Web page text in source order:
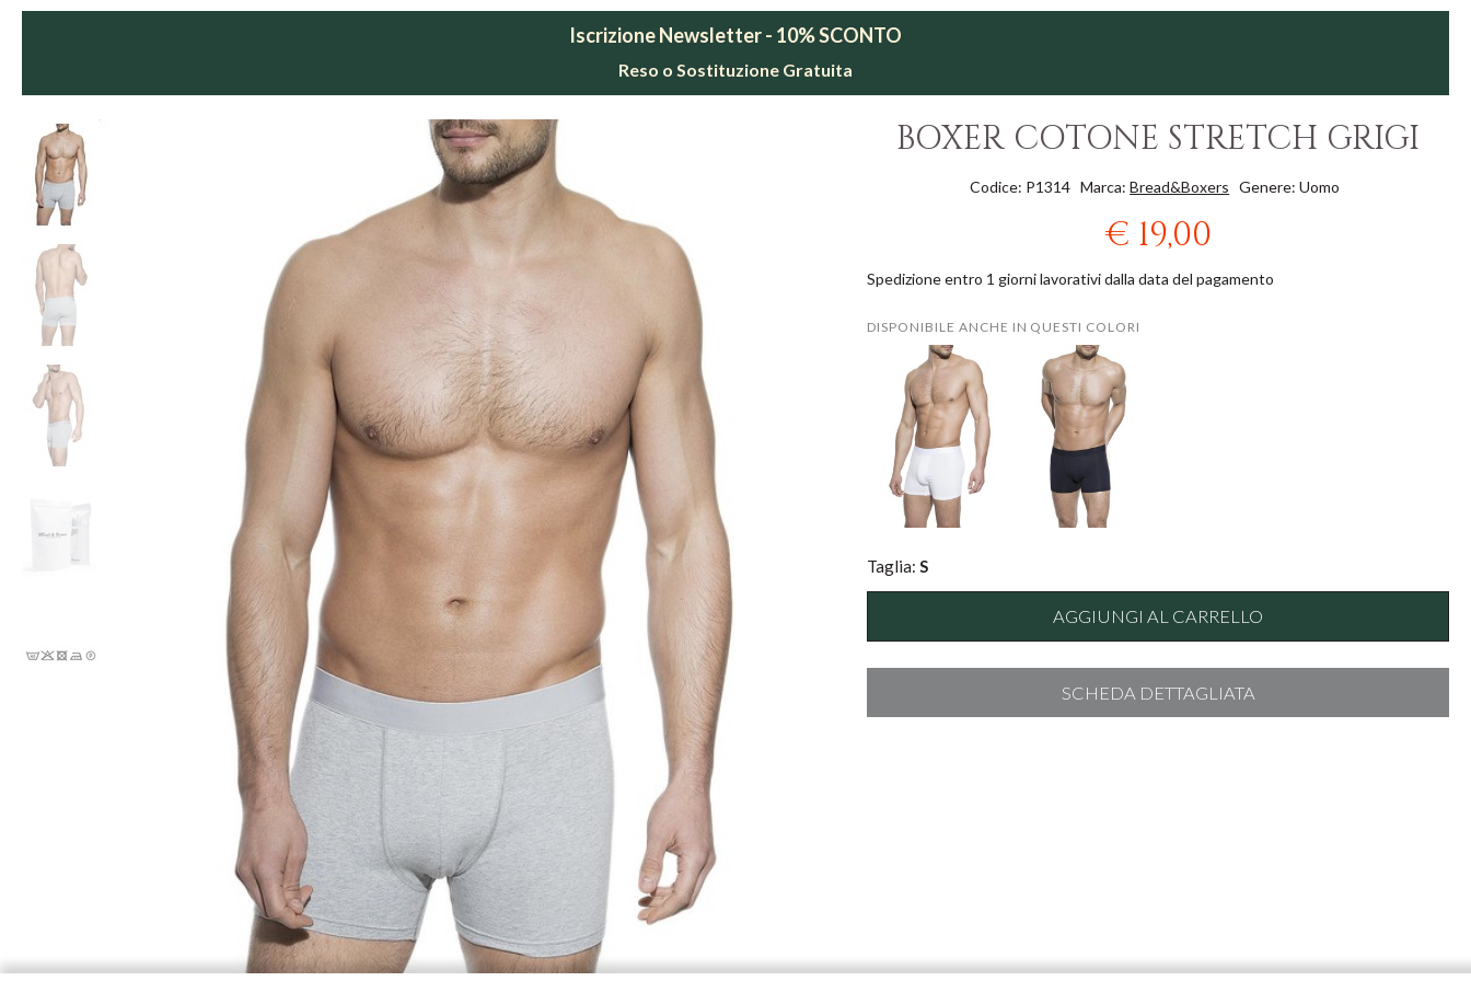
Iscrizione Newsletter - 10% SCONTO
Reso o Sostituzione Gratuita
BOXER COTONE STRETCH GRIGI
Codice: P1314 Marca:Bread&Boxers Genere: Uomo
€ 19,00
Spedizione entro 1 giorni lavorativi dalla data del pagamento
DISPONIBILE ANCHE IN QUESTI COLORI
Taglia:S
AGGIUNGI AL CARRELLO
SCHEDA DETTAGLIATA